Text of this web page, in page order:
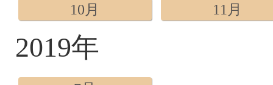
10月
11月
2019年